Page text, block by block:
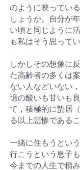
のように映ってい
しょうか。自分が
い頃と同じように
も私はそう思ってい
しかしその想像に
た高齢者の多くは
ない人などいない
憶の酸いも甘いも
て，積極的に蟄居
る以上悲惨である
一緒に住もうとい
行こうという息子
今までの人生で積